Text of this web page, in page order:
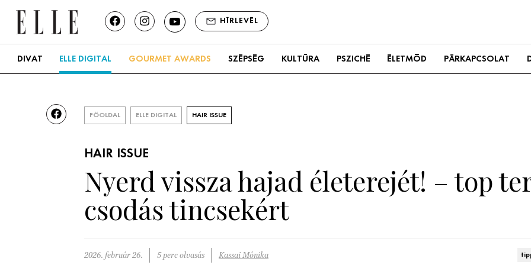
HÍRLEVÉL
DIVAT ELLE DIGITAL GOURMET AWARDS SZÉPSÉG KULTÚRA PSZICHÉ ÉLETMÓD PÁRKAPCSOLAT
FŐOLDAL ELLE DIGITAL HAIR ISSUE
HAIR ISSUE
Nyerd vissza hajad életerejét! – top
csodás tincsekért
2026. február 26. 5 perc olvasás Kassai Mónika